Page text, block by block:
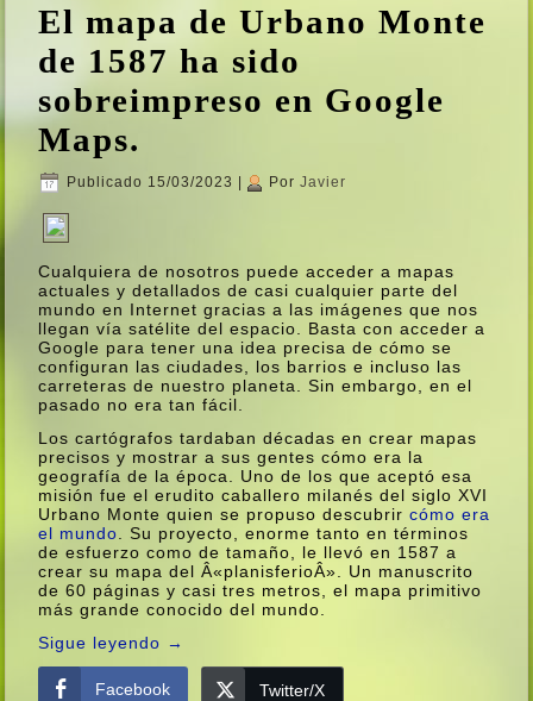
El mapa de Urbano Monte
de 1587 ha sido
sobreimpreso en Google
Maps.
Publicado 15/03/2023 | Por Javier
Cualquiera de nosotros puede acceder a mapas
actuales y detallados de casi cualquier parte del
mundo en Internet gracias a las imágenes que nos
llegan ví­a satélite del espacio. Basta con acceder a
Google para tener una idea precisa de cómo se
configuran las ciudades, los barrios e incluso las
carreteras de nuestro planeta. Sin embargo, en el
pasado no era tan fácil.
Los cartógrafos tardaban décadas en crear mapas
precisos y mostrar a sus gentes cómo era la
geografí­a de la época. Uno de los que aceptó esa
misión fue el erudito caballero milanés del siglo XVI
Urbano Monte quien se propuso descubrircómo era
el mundo. Su proyecto, enorme tanto en términos
de esfuerzo como de tamaño, le llevó en 1587 a
crear su mapa del Â«planisferioÂ». Un manuscrito
de 60 páginas y casi tres metros, el mapa primitivo
más grande conocido del mundo.
Sigue leyendo →
Facebook Twitter/X